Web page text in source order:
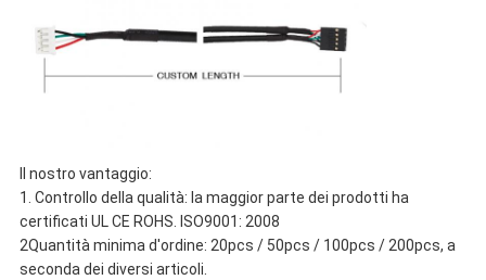
Il nostro vantaggio:
1. Controllo della qualità: la maggior parte dei prodotti ha
certificati UL CE ROHS. ISO9001: 2008
2Quantità minima d'ordine: 20pcs / 50pcs / 100pcs / 200pcs, a
seconda dei diversi articoli.